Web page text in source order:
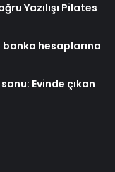
Yazılışı Pilates
banka hesaplarına
Evinde çıkan